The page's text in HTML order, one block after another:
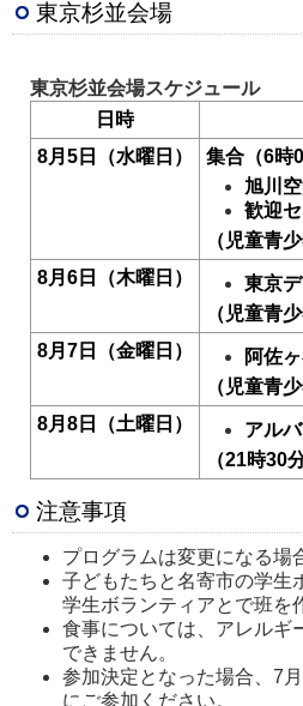
東京杉並会場
東京杉並会場スケジュール
日時
8月5日（水曜日）
集合（6時
旭川
歓迎
（児童青
8月6日（木曜日）
東京
（児童青
8月7日（金曜日）
阿佐
（児童青
8月8日（土曜日）
アル
（21時
注意事項
プログラムは変更になる場
子どもたちと名寄市の学生
学生ボランティアとで班を
食事については、アレルギ
できません。
参加決定となった場合、7
にご参加ください。